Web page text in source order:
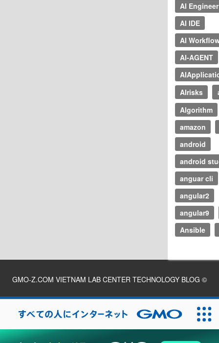
AI
AI IDE
AI
AI-AGENT
AIrisks
Algorithm
amazon
android
android
anguar cli
angular2
angular9
Ansible
GMO-Z.COM VIETNAM LAB CENTER TECHNOLOGY BLOG ©
2026